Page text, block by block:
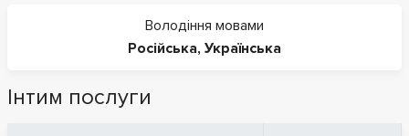
Володіння мовами
Російська, Українська
Інтим послуги